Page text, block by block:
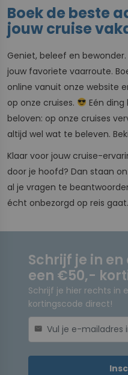
Boek de beste
jouw cruise
Geniet, beleef en
jouw favoriete vaarroute.
online vanuit onze website
op onze cruises.
Eén ding
beloven: op onze cruises
altijd wel wat te beleven.
Klaar voor jouw cruise-
door je hoofd? Dan staan
al je vragen te
écht onbezorgd op reis gaat.
Schrijf je in
een €50,-
Schrijf je hier rechts in
kortingscode direct!
mail